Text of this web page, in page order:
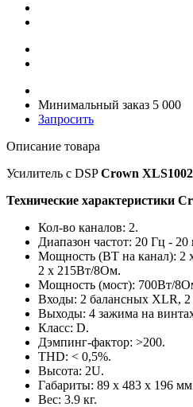
Минимальный заказ 5 000
Запросить
Описание товара
Усилитель c DSPCrown
Технические характеристики
Кол-во каналов: 2.
Диапазон частот: 20 Гц -
Мощность (ВТ на канал): 2
2 х 215Вт/8Ом.
Мощность (мост): 700Вт/
Входы: 2 балансных XLR,
Выходы: 4 зажима на
Класс: D.
Дэмпинг-фактор: >200.
THD: < 0,5%.
Высота: 2U.
Габариты: 89 х 483 х 196
Вес: 3.9 кг.